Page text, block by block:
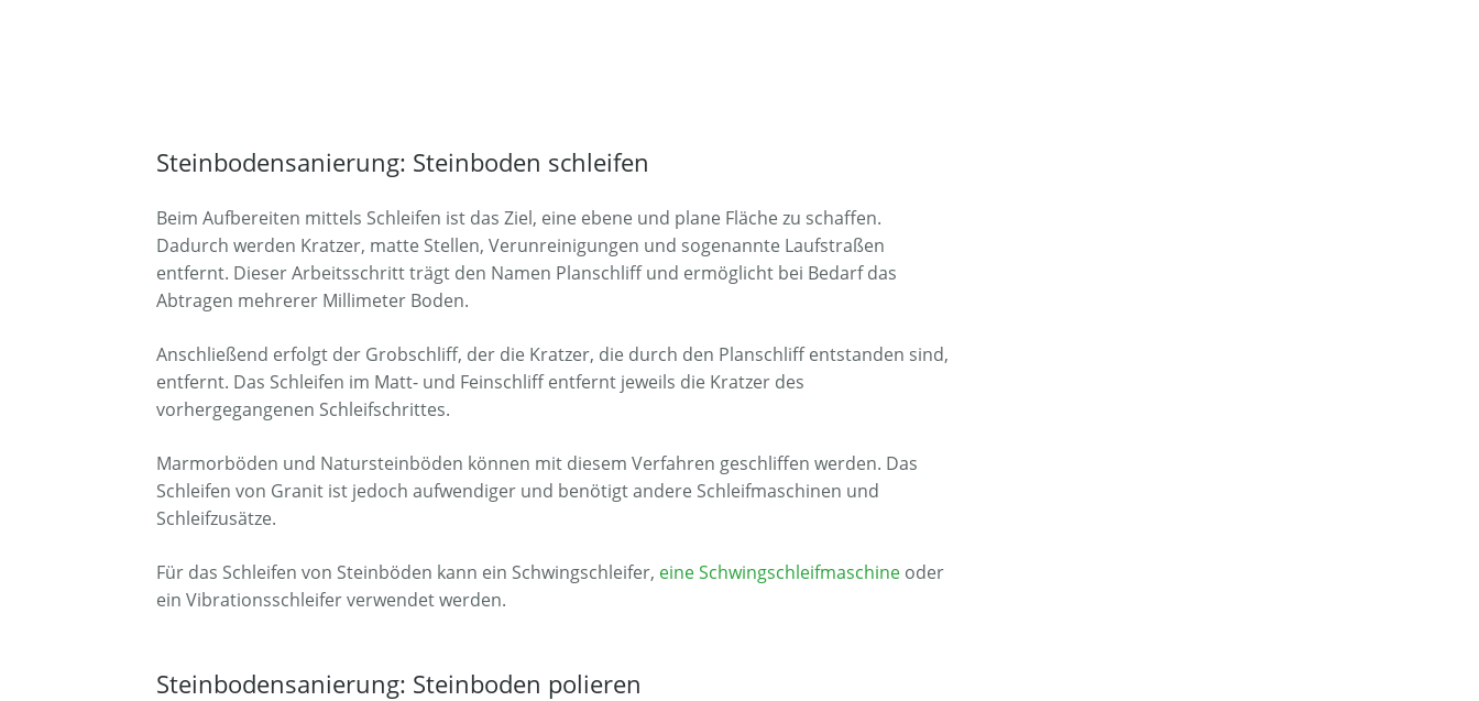
Steinbodensanierung: Steinboden schleifen
Beim Aufbereiten mittels Schleifen ist das Ziel, eine ebene und plane Fläche zu schaffen.
Dadurch werden Kratzer, matte Stellen, Verunreinigungen und sogenannte Laufstraßen
entfernt. Dieser Arbeitsschritt trägt den Namen Planschliff und ermöglicht bei Bedarf das
Abtragen mehrerer Millimeter Boden.
Anschließend erfolgt der Grobschliff, der die Kratzer, die durch den Planschliff entstanden sind,
entfernt. Das Schleifen im Matt- und Feinschliff entfernt jeweils die Kratzer des
vorhergegangenen Schleifschrittes.
Marmorböden und Natursteinböden können mit diesem Verfahren geschliffen werden. Das
Schleifen von Granit ist jedoch aufwendiger und benötigt andere Schleifmaschinen und
Schleifzusätze.
Für das Schleifen von Steinböden kann ein Schwingschleifer, eine Schwingschleifmaschine oder
ein Vibrationsschleifer verwendet werden.
Steinbodensanierung: Steinboden polieren